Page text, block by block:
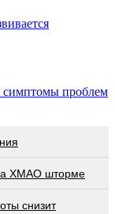
симптомы проблем
ХМАО шторме
снизит